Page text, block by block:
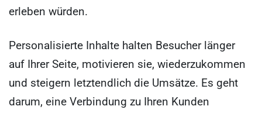
erleben würden.
Personalisierte Inhalte halten Besucher länger
auf Ihrer Seite, motivieren sie, wiederzukommen
und steigern letztendlich die Umsätze. Es geht
darum, eine Verbindung zu Ihren Kunden